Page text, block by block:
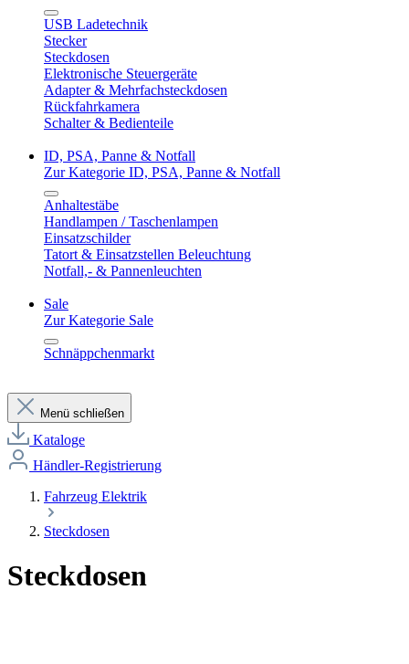
USB Ladetechnik
Stecker
Steckdosen
Elektronische Steuergeräte
Adapter & Mehrfachsteckdosen
Rückfahrkamera
Schalter & Bedienteile
ID, PSA, Panne & Notfall
Zur Kategorie ID, PSA, Panne & Notfall
Anhaltestäbe
Handlampen / Taschenlampen
Einsatzschilder
Tatort & Einsatzstellen Beleuchtung
Notfall,- & Pannenleuchten
Sale
Zur Kategorie Sale
Schnäppchenmarkt
Menü schließen
Kataloge
Händler-Registrierung
Fahrzeug Elektrik
Steckdosen
Steckdosen